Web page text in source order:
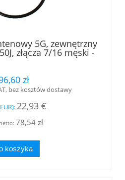
5G, zewnętrzny
złącza 7/16 męski -
LOW PIM, RFS
zł
bez kosztów dostawy
22,93 €
78,54 zł
koszyka